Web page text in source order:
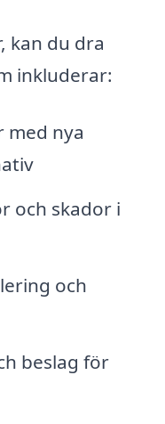
kan du dra
inkluderar:
med nya
och skador i
och
beslag för